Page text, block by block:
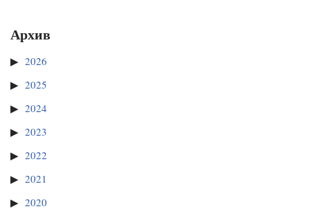
Архив
2026
2025
2024
2023
2022
2021
2020